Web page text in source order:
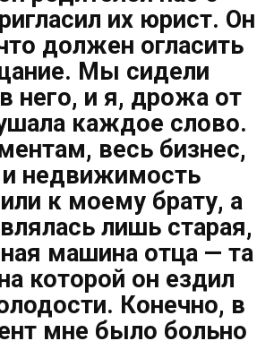
их юрист. Он
должен огласить
Мы сидели
него, и я, дрожа от
каждое слово.
весь бизнес,
недвижимость
к моему брату, а
лишь старая,
машина отца — та
которой он ездил
Конечно, в
мне было больно